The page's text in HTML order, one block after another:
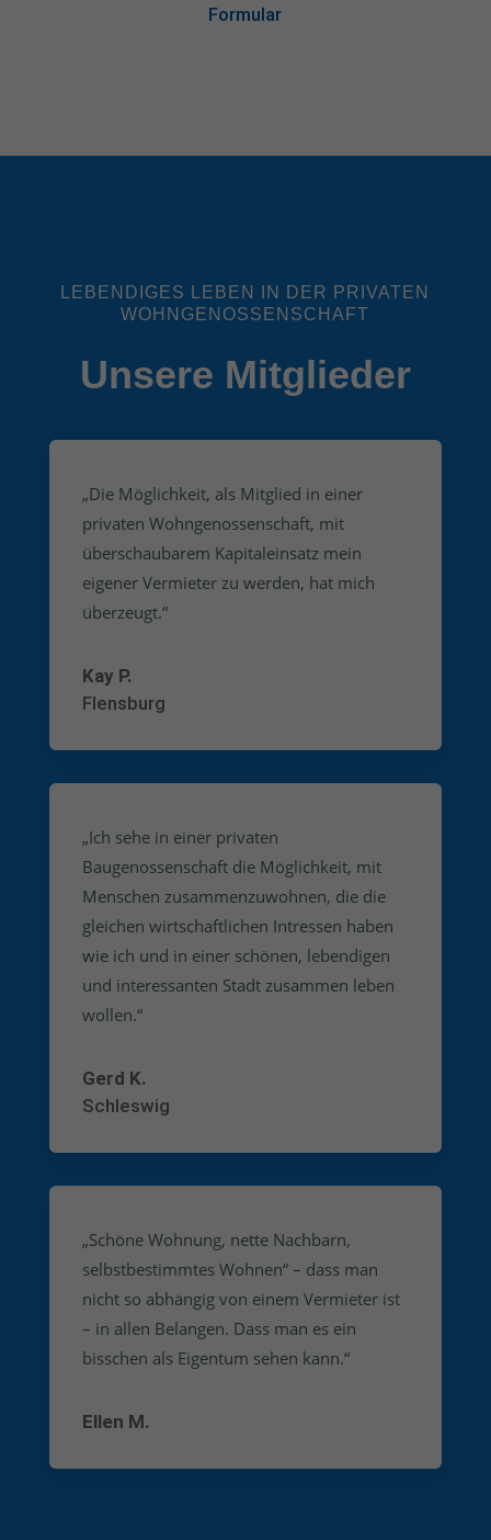
Formular
LEBENDIGES LEBEN IN DER PRIVATEN
WOHNGENOSSENSCHAFT
Unsere Mitglieder
„Die Möglichkeit, als Mitglied in einer
privaten Wohngenossenschaft, mit
überschaubarem Kapitaleinsatz mein
eigener Vermieter zu werden, hat mich
überzeugt.“
Kay P.
Flensburg
„Ich sehe in einer privaten
Baugenossenschaft die Möglichkeit, mit
Menschen zusammenzuwohnen, die die
gleichen wirtschaftlichen Intressen haben
wie ich und in einer schönen, lebendigen
und interessanten Stadt zusammen leben
wollen.“
Gerd K.
Schleswig
„Schöne Wohnung, nette Nachbarn,
selbstbestimmtes Wohnen“ – dass man
nicht so abhängig von einem Vermieter ist
– in allen Belangen. Dass man es ein
bisschen als Eigentum sehen kann.“
Ellen M.